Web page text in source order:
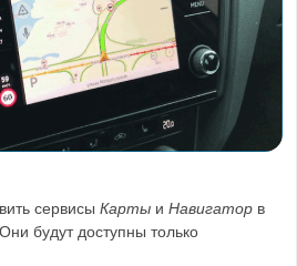
сервисыКарты иНавигатор в
будут доступны только